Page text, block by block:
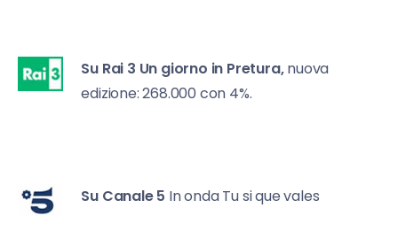
Su Rai 3 Un giorno in Pretura,nuova
edizione: 268.000 con 4%.
Su Canale 5 In onda Tu si que vales